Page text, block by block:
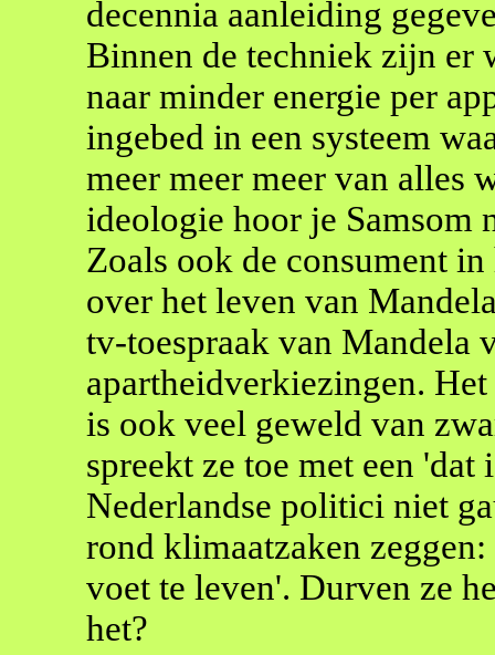
decennia aanleiding
Binnen de techniek zijn er
naar minder energie per
ingebed in een systeem
meer meer meer van alles
ideologie hoor je Samsom
Zoals ook de consument
over het leven van
tv-toespraak van Mandela
apartheidverkiezingen.
is ook veel geweld van
spreekt ze toe met een
Nederlandse politici niet
rond klimaatzaken
voet te leven'. Durven ze
het?